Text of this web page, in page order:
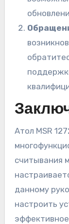
Атол MSR
считывания
данному
настроить